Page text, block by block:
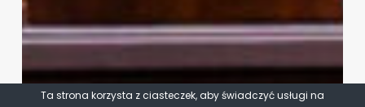
Ta strona korzysta z ciasteczek, aby świadczyć usługi na